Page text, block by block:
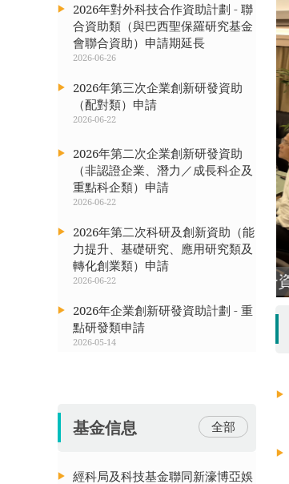
2026年對外科技合作資助計劃 - 聯
合資助類（與巴西聖保羅研究基金
會聯合資助）申請期延長
2026-06-26
2026年第三次企業創新研發資助
（配對類）申請
2026-06-22
2026年第二次企業創新研發資助
（非認證企業、潛力／成長科企及
重點科企類）申請
2026-06-22
2026年第二次科研及創新資助（能
力提升、基礎研究、應用研究類及
轉化創業類）申請
2026-06-22
2026年企業創新研發資助計劃 - 重
點研發類申請
2026-05-14
基金信息 全部
經科局及科技基金聯同新濠博亞娛